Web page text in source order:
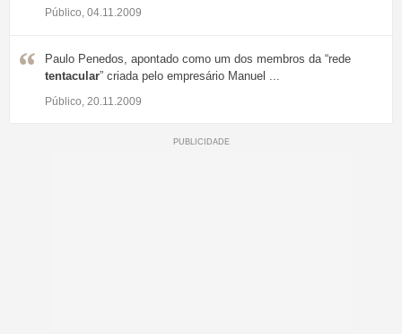
Público, 04.11.2009
Paulo Penedos, apontado como um dos membros da “rede
tentacular” criada pelo empresário Manuel ...
Público, 20.11.2009